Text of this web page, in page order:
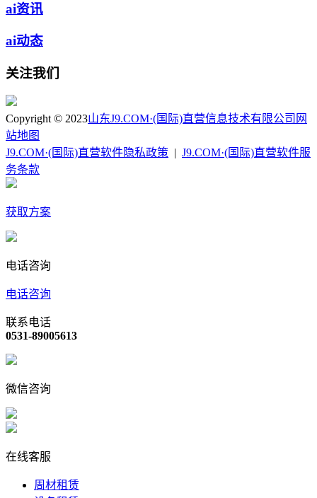
ai资讯
ai动态
关注我们
Copyright © 2023山东J9.COM·(国际)直营信息技术有限公司 网
站地图
J9.COM·(国际)直营软件隐私政策 | J9.COM·(国际)直营软件服
务条款
获取方案
电话咨询
电话咨询
联系电话
0531-89005613
微信咨询
在线客服
周材租赁